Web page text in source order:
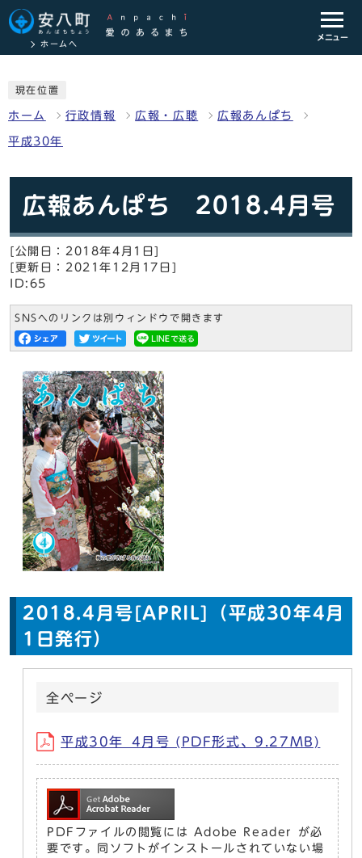
ホームへ
メニュー
現在位置
ホーム 行政情報 広報・広聴 広報あんぱち
平成30年
広報あんぱち 2018.4月号
[公開日：2018年4月1日]
[更新日：2021年12月17日]
ID:65
SNSへのリンクは別ウィンドウで開きます
2018.4月号[APRIL]（平成30年4月
1日発行）
全ページ
平成30年_4月号 (PDF形式、9.27MB)
PDFファイルの閲覧には Adobe Reader が必
要です。同ソフトがインストールされていない場